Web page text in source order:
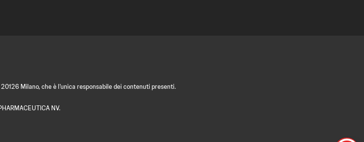
Milano, che è l’unica responsabile dei contenuti presenti.
NV.